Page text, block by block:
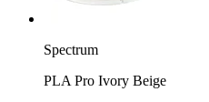
Spectrum
PLA Pro Ivory Beige